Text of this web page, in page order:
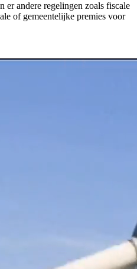
andere regelingen zoals fiscale
of gemeentelijke premies voor